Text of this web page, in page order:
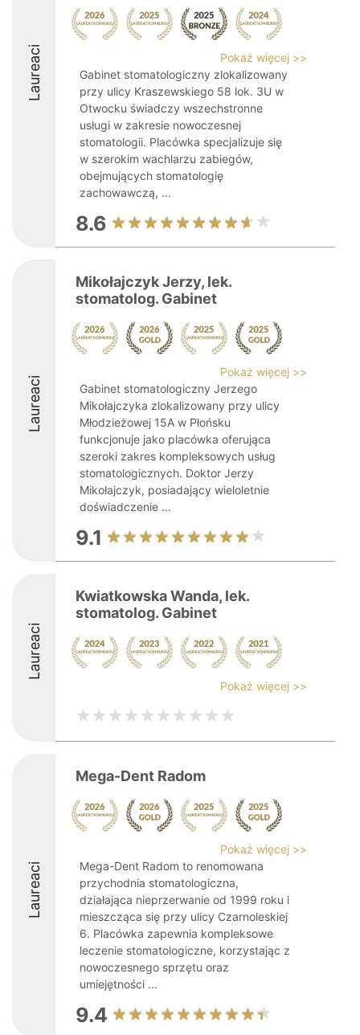
Laureaci
Pokaż więcej >>
Gabinet stomatologiczny zlokalizowany
przy ulicy Kraszewskiego 58 lok. 3U w
Otwocku świadczy wszechstronne
usługi w zakresie nowoczesnej
stomatologii. Placówka specjalizuje się
w szerokim wachlarzu zabiegów,
obejmujących stomatologię
zachowawczą, ...
8.6
Laureaci
Mikołajczyk Jerzy, lek.
stomatolog. Gabinet
Pokaż więcej >>
Gabinet stomatologiczny Jerzego
Mikołajczyka zlokalizowany przy ulicy
Młodzieżowej 15A w Płońsku
funkcjonuje jako placówka oferująca
szeroki zakres kompleksowych usług
stomatologicznych. Doktor Jerzy
Mikołajczyk, posiadający wieloletnie
doświadczenie ...
9.1
Laureaci
Kwiatkowska Wanda, lek.
stomatolog. Gabinet
Pokaż więcej >>
Laureaci
Mega-Dent Radom
Pokaż więcej >>
Mega-Dent Radom to renomowana
przychodnia stomatologiczna,
działająca nieprzerwanie od 1999 roku i
mieszcząca się przy ulicy Czarnoleskiej
6. Placówka zapewnia kompleksowe
leczenie stomatologiczne, korzystając z
nowoczesnego sprzętu oraz
umiejętności ...
9.4